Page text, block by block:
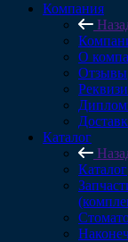
Компания
О
Отзывы
Каталог
Каталог